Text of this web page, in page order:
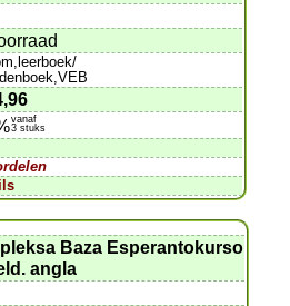
vanaf
3 stuks
Baza Esperantokurso
angla